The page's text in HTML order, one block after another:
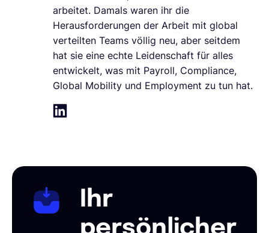
arbeitet. Damals waren ihr die
Herausforderungen der Arbeit mit global
verteilten Teams völlig neu, aber seitdem
hat sie eine echte Leidenschaft für alles
entwickelt, was mit Payroll, Compliance,
Global Mobility und Employment zu tun hat.
Ihr